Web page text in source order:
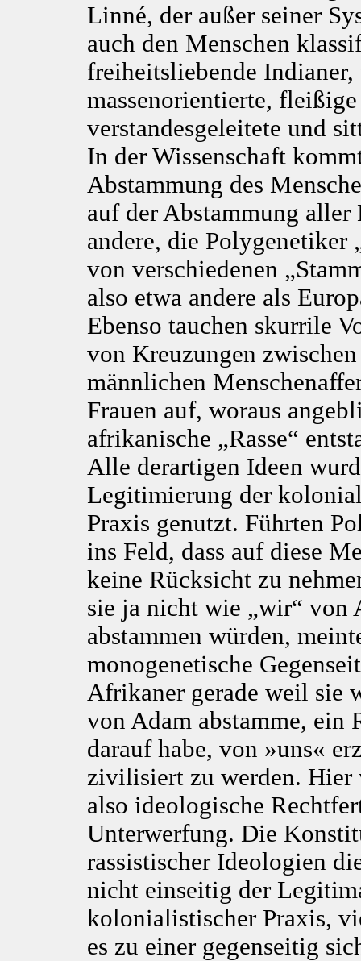
Linné, der außer seiner
auch den Menschen
freiheitsliebende
massenorientierte,
verstandesgeleitete und
In der Wissenschaft
Abstammung des
auf der Abstammung
andere, die Polygenetiker
von verschiedenen
also etwa andere als
Ebenso tauchen skurrile
von Kreuzungen zwischen
männlichen
Frauen auf, woraus
afrikanische „Rasse“
Alle derartigen Ideen
Legitimierung der
Praxis genutzt. Führten
ins Feld, dass auf diese
keine Rücksicht zu
sie ja nicht wie „wir“ von
abstammen würden,
monogenetische
Afrikaner gerade weil sie
von Adam abstamme, ein
darauf habe, von »uns«
zivilisiert zu werden. Hier
also ideologische
Unterwerfung. Die
rassistischer Ideologien
nicht einseitig der
kolonialistischer Praxis,
es zu einer gegenseitig